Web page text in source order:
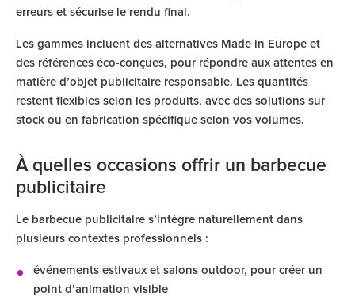
erreurs et sécurise le rendu final.
Les gammes incluent des alternatives Made in Europe et
des références éco-conçues, pour répondre aux attentes en
matière d’objet publicitaire responsable. Les quantités
restent flexibles selon les produits, avec des solutions sur
stock ou en fabrication spécifique selon vos volumes.
À quelles occasions offrir un barbecue
publicitaire
Le barbecue publicitaire s’intègre naturellement dans
plusieurs contextes professionnels :
événements estivaux et salons outdoor, pour créer un
point d’animation visible